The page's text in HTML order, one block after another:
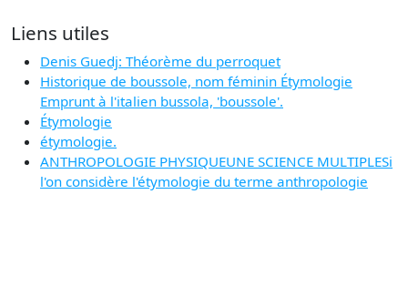
Liens utiles
Denis Guedj: Théorème du perroquet
Historique de boussole, nom féminin Étymologie
Emprunt à l'italien bussola, 'boussole'.
Étymologie
étymologie.
ANTHROPOLOGIE PHYSIQUEUNE SCIENCE MULTIPLESi
l'on considère l'étymologie du terme anthropologie